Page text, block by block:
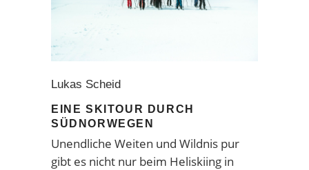
Lukas Scheid
EINE SKITOUR DURCH
SÜDNORWEGEN
Unendliche Weiten und Wildnis pur
gibt es nicht nur beim Heliskiing in